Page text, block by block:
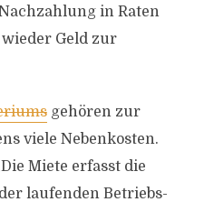
in Raten
wieder Geld zur
gehören zur
viele Nebenkosten.
Miete erfasst die
laufenden Betriebs-